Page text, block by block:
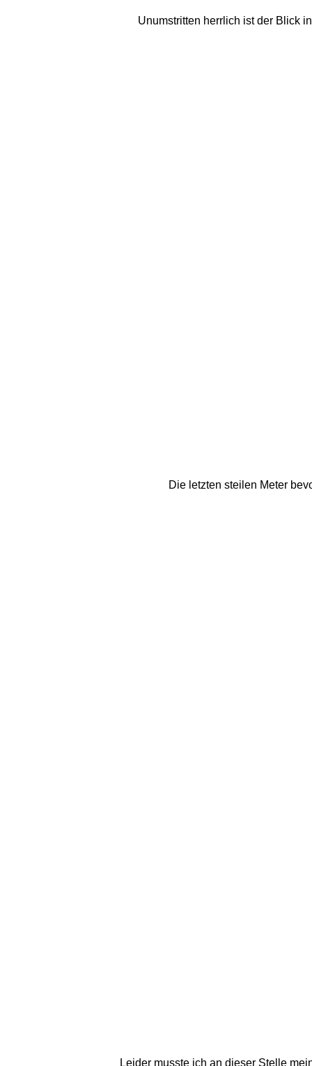
Unumstritten herrlich ist der Blick
Die letzten steilen Meter
Leider musste ich an dieser Stelle